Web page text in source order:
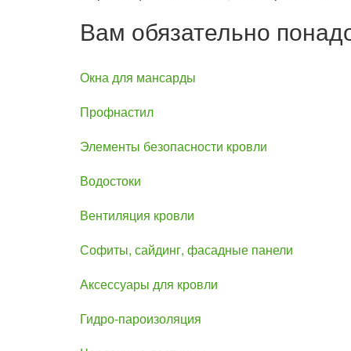
Вам обязательно
Окна для мансарды
Профнастил
Элементы безопасности кровли
Водостоки
Вентиляция кровли
Софиты, сайдинг, фасадные панели
Аксессуары для кровли
Гидро-пароизоляция